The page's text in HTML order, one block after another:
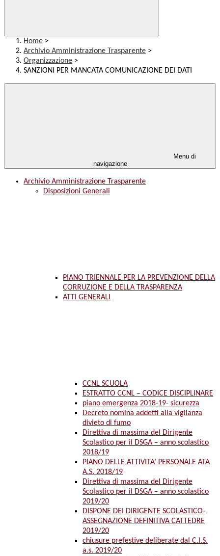
Home >
Archivio Amministrazione Trasparente >
Organizzazione >
SANZIONI PER MANCATA COMUNICAZIONE DEI DATI
Menu di
navigazione
Archivio Amministrazione Trasparente
Disposizioni Generali
PIANO TRIENNALE PER LA PREVENZIONE DELLA
CORRUZIONE E DELLA TRASPARENZA
ATTI GENERALI
CCNL SCUOLA
ESTRATTO CCNL – CODICE DISCIPLINARE
piano emergenza 2018-19- sicurezza
Decreto nomina addetti alla vigilanza
divieto di fumo
Direttiva di massima del Dirigente
Scolastico per il DSGA – anno scolastico
2018/19
PIANO DELLE ATTIVITA’ PERSONALE ATA
A.S. 2018/19
Direttiva di massima del Dirigente
Scolastico per il DSGA – anno scolastico
2019/20
DISPONE DEI DIRIGENTE SCOLASTICO-
ASSEGNAZIONE DEFINITIVA CATTEDRE
2019/20
chiusure prefestive deliberate dal C.I.S.
a.s. 2019/20